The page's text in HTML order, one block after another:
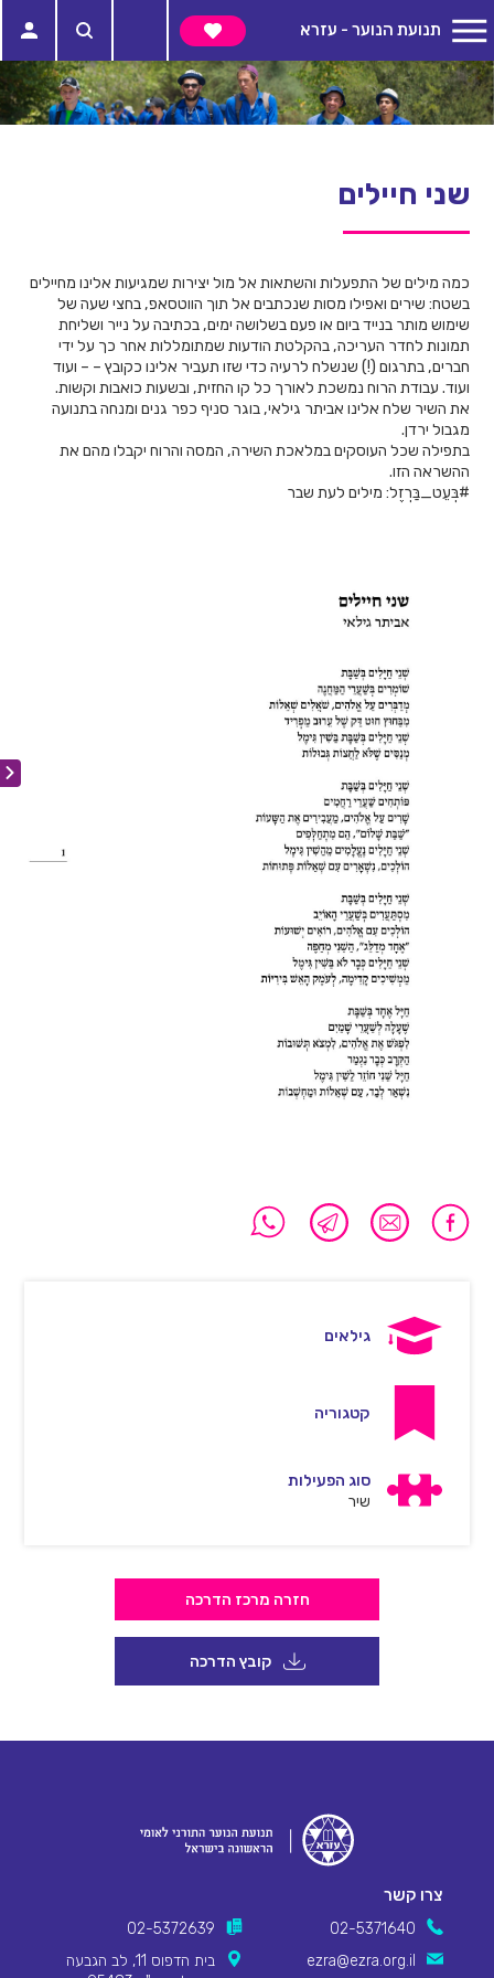
תנועת הנוער - עזרא
שני חיילים
כמה מילים של התפעלות והשתאות אל מול יצירות שמגיעות אלינו מחיילים
בשטח: שירים ואפילו מסות שנכתבים אל תוך הווטסאפ, בחצי שעה של
שימוש מותר בנייד ביום או פעם בשלושה ימים, בכתיבה על נייר ושליחת
תמונות לחדר העריכה, בהקלטת הודעות שמתומללות אחר כך על ידי
חברים, בתרגום (!) שנשלח לרעיה כדי שזו תעביר אלינו כקובץ – – ועוד
ועוד. עבודת הרוח נמשכת לאורך כל קו החזית, ובשעות כואבות וקשות.
את השיר שלח אלינו אביתר גילאי, בוגר סניף כפר גנים ומנחה בתנועה
מגבול ירדן.
בתפילה שכל העוסקים במלאכת השירה, המסה והרוח יקבלו מהם את
ההשראה הזו.
#בְּעֵט_בַּרְזֶל: מילים לעת שבר
גילאים
קטגוריה
סוג הפעילות
שיר
חזרה מרכז הדרכה
קובץ הדרכה
צרו קשר
02-5371640
02-5372639
ezra@ezra.org.il
בית הדפוס 11, לב הגבעה